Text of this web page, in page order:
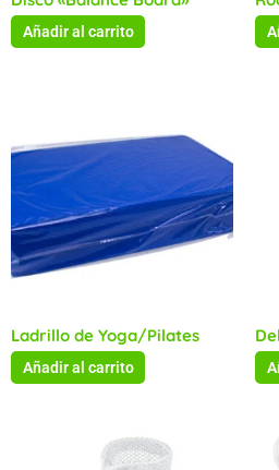
Añadir al carrito
Ladrillo de Yoga/Pilates
Añadir al carrito